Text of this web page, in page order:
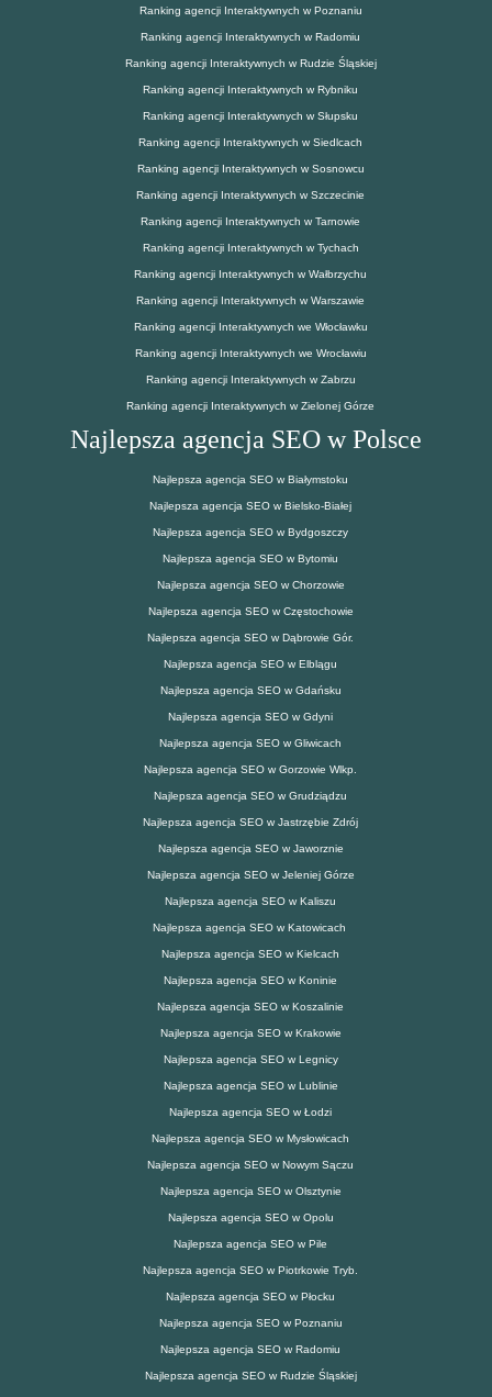
Ranking agencji Interaktywnych w Poznaniu
Ranking agencji Interaktywnych w Radomiu
Ranking agencji Interaktywnych w Rudzie Śląskiej
Ranking agencji Interaktywnych w Rybniku
Ranking agencji Interaktywnych w Słupsku
Ranking agencji Interaktywnych w Siedlcach
Ranking agencji Interaktywnych w Sosnowcu
Ranking agencji Interaktywnych w Szczecinie
Ranking agencji Interaktywnych w Tarnowie
Ranking agencji Interaktywnych w Tychach
Ranking agencji Interaktywnych w Wałbrzychu
Ranking agencji Interaktywnych w Warszawie
Ranking agencji Interaktywnych we Włocławku
Ranking agencji Interaktywnych we Wrocławiu
Ranking agencji Interaktywnych w Zabrzu
Ranking agencji Interaktywnych w Zielonej Górze
Najlepsza agencja SEO w Polsce
Najlepsza agencja SEO w Białymstoku
Najlepsza agencja SEO w Bielsko-Białej
Najlepsza agencja SEO w Bydgoszczy
Najlepsza agencja SEO w Bytomiu
Najlepsza agencja SEO w Chorzowie
Najlepsza agencja SEO w Częstochowie
Najlepsza agencja SEO w Dąbrowie Gór.
Najlepsza agencja SEO w Elblągu
Najlepsza agencja SEO w Gdańsku
Najlepsza agencja SEO w Gdyni
Najlepsza agencja SEO w Gliwicach
Najlepsza agencja SEO w Gorzowie Wlkp.
Najlepsza agencja SEO w Grudziądzu
Najlepsza agencja SEO w Jastrzębie Zdrój
Najlepsza agencja SEO w Jaworznie
Najlepsza agencja SEO w Jeleniej Górze
Najlepsza agencja SEO w Kaliszu
Najlepsza agencja SEO w Katowicach
Najlepsza agencja SEO w Kielcach
Najlepsza agencja SEO w Koninie
Najlepsza agencja SEO w Koszalinie
Najlepsza agencja SEO w Krakowie
Najlepsza agencja SEO w Legnicy
Najlepsza agencja SEO w Lublinie
Najlepsza agencja SEO w Łodzi
Najlepsza agencja SEO w Mysłowicach
Najlepsza agencja SEO w Nowym Sączu
Najlepsza agencja SEO w Olsztynie
Najlepsza agencja SEO w Opolu
Najlepsza agencja SEO w Pile
Najlepsza agencja SEO w Piotrkowie Tryb.
Najlepsza agencja SEO w Płocku
Najlepsza agencja SEO w Poznaniu
Najlepsza agencja SEO w Radomiu
Najlepsza agencja SEO w Rudzie Śląskiej